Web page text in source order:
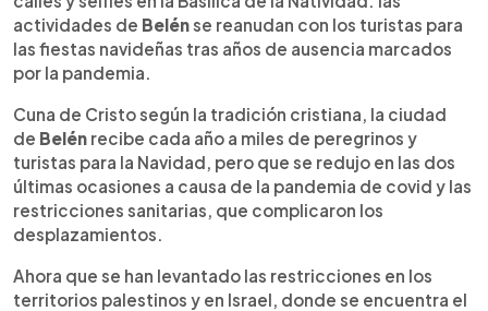
actividades de Belénse reanudan con los turistas para
las fiestas navideñas tras años de ausencia marcados
por la pandemia.
Cuna de Cristo según la tradición cristiana, la ciudad
de Belén recibe cada año a miles de peregrinos y
turistas para la Navidad, pero que se redujo en las dos
últimas ocasiones a causa de la pandemia de covid y las
restricciones sanitarias, que complicaron los
desplazamientos.
Ahora que se han levantado las restricciones en los
territorios palestinos y en Israel, donde se encuentra el